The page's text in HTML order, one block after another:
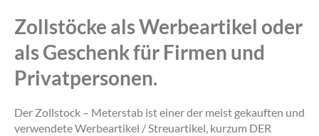
Zollstöcke als Werbeartikel oder
als Geschenk für Firmen und
Privatpersonen.
Der Zollstock – Meterstab ist einer der meist gekauften und
verwendete Werbeartikel / Streuartikel, kurzum DER